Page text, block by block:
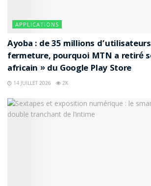
APPLICATIONS
Ayoba : de 35 millions
fermeture, pourquoi MTN a retiré
africain » du Google Play Store
14 JUILLET 2026 2K